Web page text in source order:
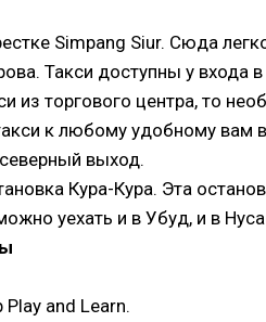
Simpang Siur. Сюда
Такси доступны у входа
из торгового центра, то
к любому удобному вам
выход.
Кура-Кура. Эта
уехать и в Убуд, и в
and Learn.